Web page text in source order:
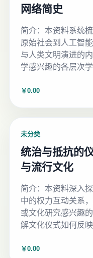
网络简史
简介：本资料系统
原始社会到人工智
与人类文明演进的
学感兴趣的各层次
￥0.00
未分类
统治与抵抗的
与流行文化
简介：本资料深入
中的权力互动关系
或文化研究感兴趣
解文化仪式如何反映
￥0.00